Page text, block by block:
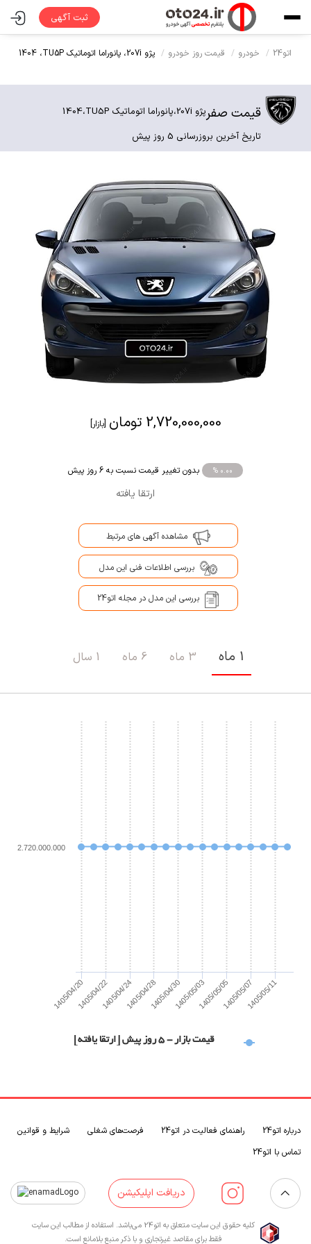
ثبت آگهی
اتو24 خودرو قیمت روز خودرو پژو 207i، پانوراما اتوماتیک TU5P، 1404
قیمت صفرپژو 207i، پانوراما اتوماتیک TU5P،
1404
تاریخ آخرین بروزرسانی 5 روز پیش
2,720,000,000 تومان [بازار]
% 0.00 بدون تغییر قیمت نسبت به 6 روز پیش
ارتقا یافته
مشاهده آگهی های مرتبط
بررسی اطلاعات فنی این مدل
بررسی این مدل در مجله اتو24
1 ماه 3 ماه 6 ماه 1 سال
1405/04/201405/04/221405/04/241405/04/281405/04/301405/05/031405/05/051405/05/071405/05/11
2.720.000.000
قیمت بازار - 5 روز پیش [ارتقا یافته]
درباره اتو24 راهنمای فعالیت در اتو24 فرصت‌های شغلی
شرایط و قوانین
تماس با اتو24
دریافت اپلیکیشن
کلیه حقوق این سایت متعلق به اتو24 می‌باشد. استفاده از مطالب این سایت
فقط برای مقاصد غیرتجاری و با ذکر منبع بلامانع است.